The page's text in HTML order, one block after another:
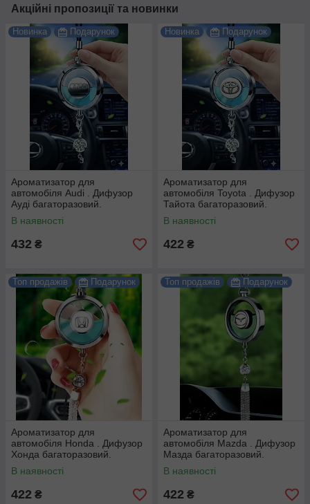
Акційні пропозиції та новинки
Новинка Подарунок
Ароматизатор для
автомобіля Audi . Дифузор
Ауді багаторазовий.
В наявності
432 ₴
Новинка Подарунок
Ароматизатор для
автомобіля Toyota . Дифузор
Тайота багаторазовий.
В наявності
422 ₴
Топ продажів Подарунок
Ароматизатор для
автомобіля Honda . Дифузор
Хонда багаторазовий.
В наявності
422 ₴
Топ продажів Подарунок
Ароматизатор для
автомобіля Mazda . Дифузор
Мазда багаторазовий.
В наявності
422 ₴